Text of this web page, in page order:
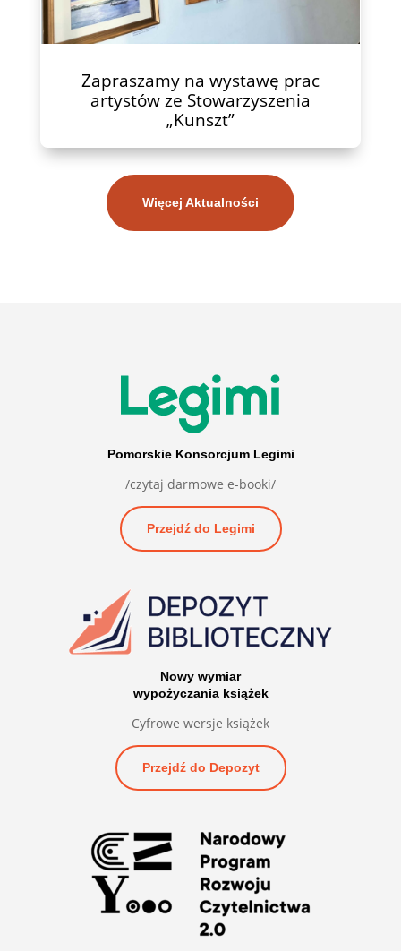
Zapraszamy na wystawę prac
artystów ze Stowarzyszenia
„Kunszt”
Więcej Aktualności
Pomorskie Konsorcjum Legimi
/czytaj darmowe e-booki/
Przejdź do Legimi
Nowy wymiar
wypożyczania książek
Cyfrowe wersje książek
Przejdź do Depozyt